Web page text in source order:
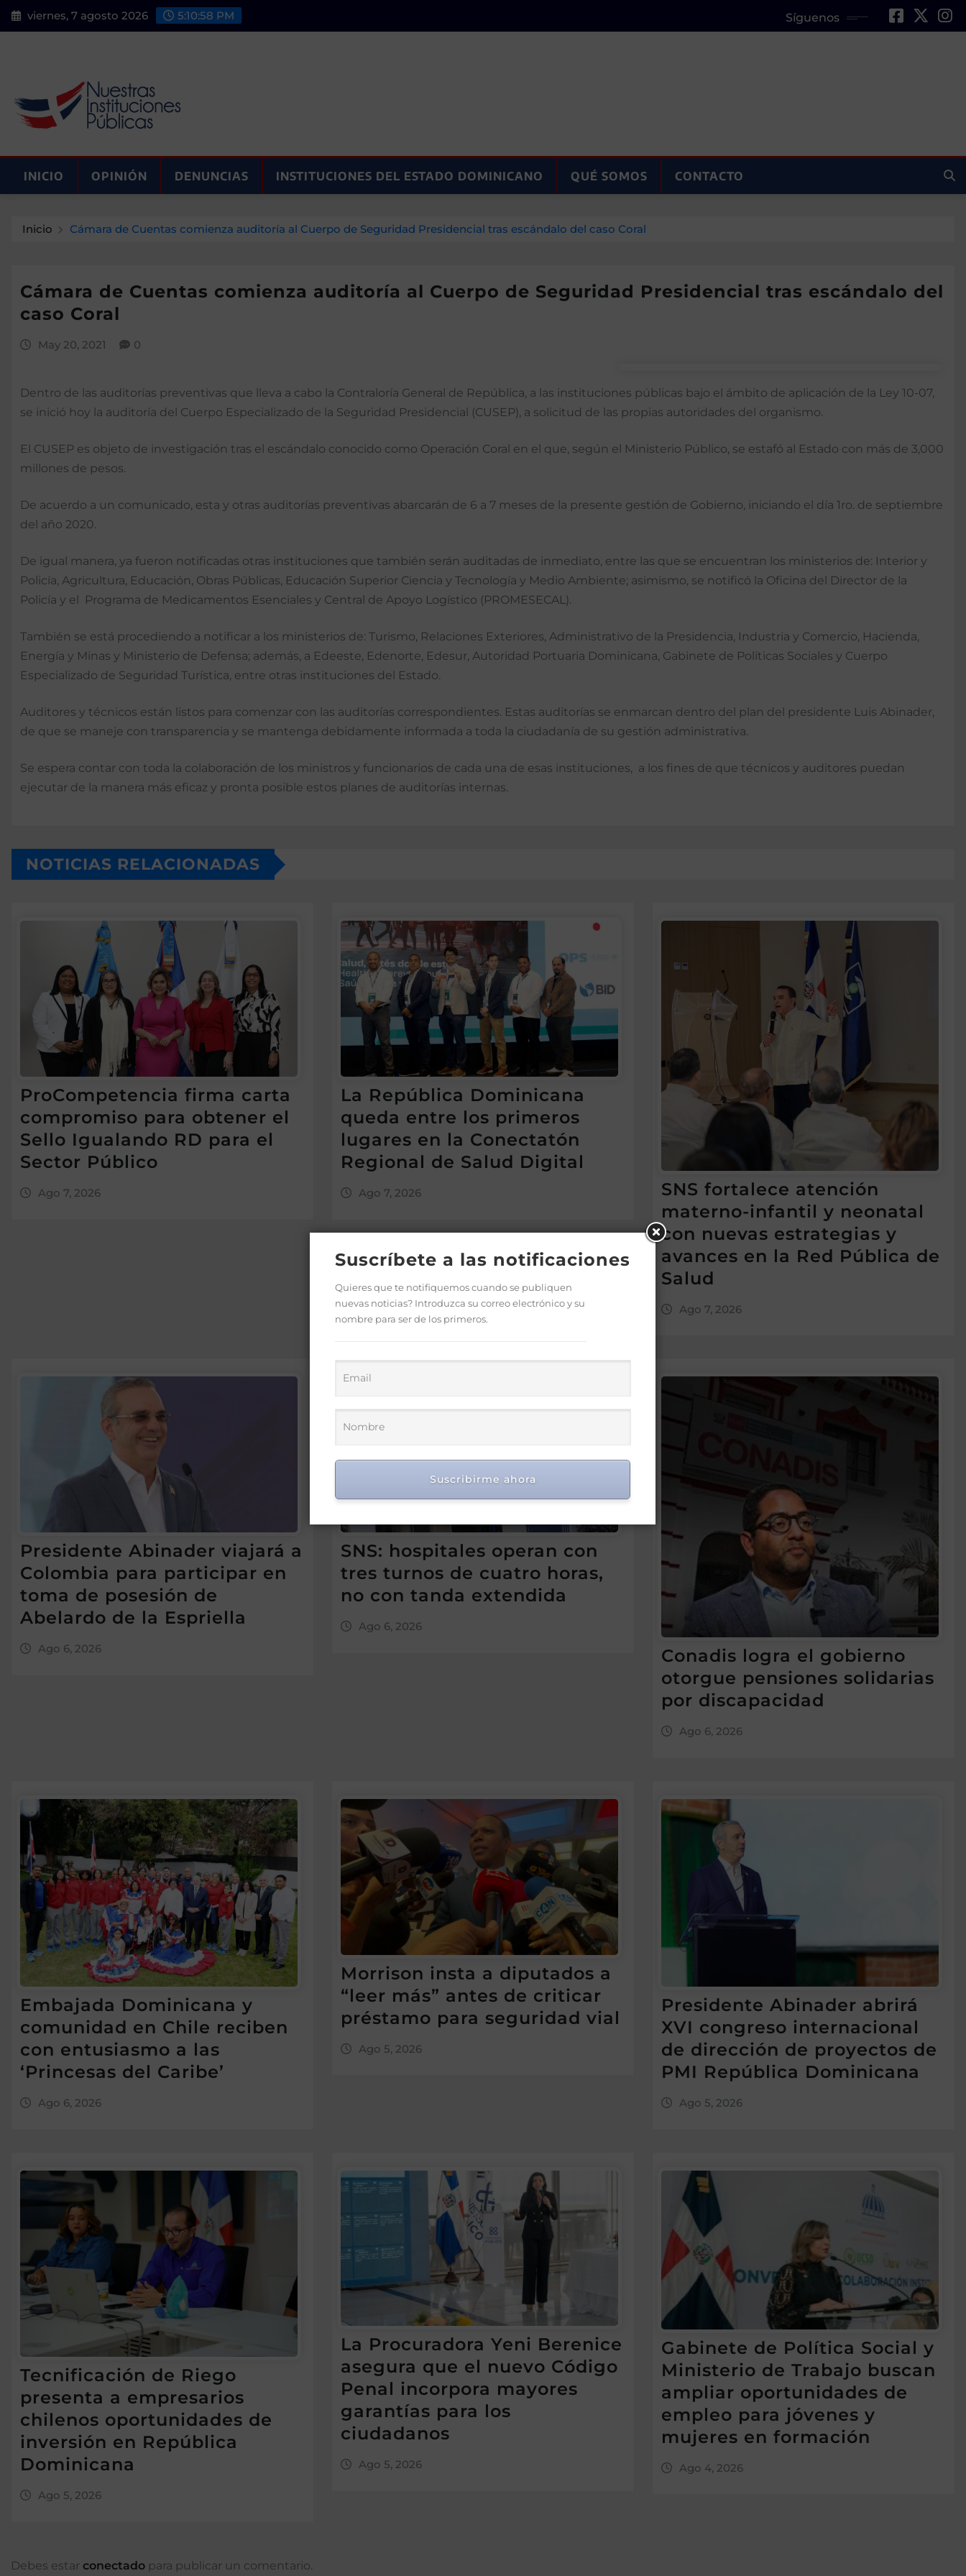
Saltar
al
viernes, 7 agosto 2026 5:10:59 PM Síguenos
INICIO OPINIÓN DENUNCIAS INSTITUCIONES DEL ESTADO DOMINICANO QUÉ SOMOS CONTACTO
Inicio Cámara de Cuentas comienza auditoría al Cuerpo de Seguridad Presidencial tras escándalo del caso Coral
Cámara de Cuentas comienza auditoría al Cuerpo de Seguridad Presidencial tras escándalo del
caso Coral
May 20, 2021 0
Dentro de las auditorías preventivas que lleva a cabo la Contraloría General de República, a las instituciones públicas bajo el ámbito de aplicación de la Ley 10-07,
se inició hoy la auditoría del Cuerpo Especializado de la Seguridad Presidencial (CUSEP), a solicitud de las propias autoridades del organismo.
El CUSEP es objeto de investigación tras el escándalo conocido como Operación Coral en el que, según el Ministerio Público, se estafó al Estado con más de 3,000
millones de pesos.
De acuerdo a un comunicado, esta y otras auditorías preventivas abarcarán de 6 a 7 meses de la presente gestión de Gobierno, iniciando el día 1ro. de septiembre
del año 2020.
De igual manera, ya fueron notificadas otras instituciones que también serán auditadas de inmediato, entre las que se encuentran los ministerios de: Interior y
Policía, Agricultura, Educación, Obras Públicas, Educación Superior Ciencia y Tecnología y Medio Ambiente; asimismo, se notificó la Oficina del Director de la
Policía y el Programa de Medicamentos Esenciales y Central de Apoyo Logístico (PROMESECAL).
También se está procediendo a notificar a los ministerios de: Turismo, Relaciones Exteriores, Administrativo de la Presidencia, Industria y Comercio, Hacienda,
Energía y Minas y Ministerio de Defensa; además, a Edeeste, Edenorte, Edesur, Autoridad Portuaria Dominicana, Gabinete de Políticas Sociales y Cuerpo
Especializado de Seguridad Turística, entre otras instituciones del Estado.
Auditores y técnicos están listos para comenzar con las auditorías correspondientes. Estas auditorías se enmarcan dentro del plan del presidente Luis Abinader,
de que se maneje con transparencia y se mantenga debidamente informada a toda la ciudadanía de su gestión administrativa.
Se espera contar con toda la colaboración de los ministros y funcionarios de cada una de esas instituciones, a los fines de que técnicos y auditores puedan
ejecutar de la manera más eficaz y pronta posible estos planes de auditorías internas.
NOTICIAS RELACIONADAS
ProCompetencia firma carta
compromiso para obtener el
Sello Igualando RD para el
Sector Público
Ago 7, 2026
La República Dominicana
queda entre los primeros
lugares en la Conectatón
Regional de Salud Digital
Ago 7, 2026
SNS fortalece atención
materno-infantil y neonatal
con nuevas estrategias y
avances en la Red Pública de
Salud
Ago 7, 2026
Presidente Abinader viajará a
Colombia para participar en
toma de posesión de
Abelardo de la Espriella
Ago 6, 2026
SNS: hospitales operan con
tres turnos de cuatro horas,
no con tanda extendida
Ago 6, 2026
Conadis logra el gobierno
otorgue pensiones solidarias
por discapacidad
Ago 6, 2026
Embajada Dominicana y
comunidad en Chile reciben
con entusiasmo a las
‘Princesas del Caribe’
Ago 6, 2026
Morrison insta a diputados a
“leer más” antes de criticar
préstamo para seguridad vial
Ago 5, 2026
Presidente Abinader abrirá
XVI congreso internacional
de dirección de proyectos de
PMI República Dominicana
Ago 5, 2026
Tecnificación de Riego
presenta a empresarios
chilenos oportunidades de
inversión en República
Dominicana
Ago 5, 2026
La Procuradora Yeni Berenice
asegura que el nuevo Código
Penal incorpora mayores
garantías para los
ciudadanos
Ago 5, 2026
Gabinete de Política Social y
Ministerio de Trabajo buscan
ampliar oportunidades de
empleo para jóvenes y
mujeres en formación
Ago 4, 2026
Debes estar conectado para publicar un comentario.
Suscríbete a las notificaciones
Quieres que te notifiquemos cuando se publiquen
nuevas noticias? Introduzca su correo electrónico y su
nombre para ser de los primeros.
Suscribirme ahora